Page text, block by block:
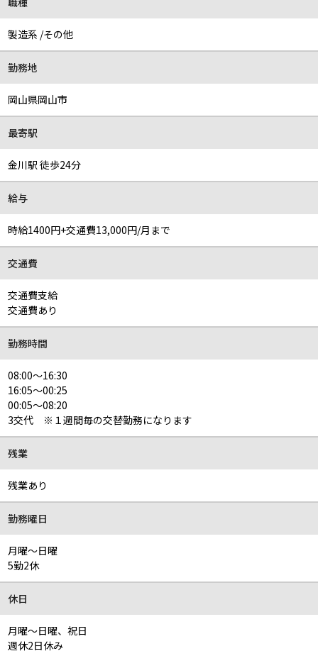
製造系 /その他
勤務地
岡山県岡山市
最寄駅
金川駅 徒歩24分
給与
時給1400円+交通費13,000円/月まで
交通費
交通費支給
交通費あり
勤務時間
08:00～16:30
16:05～00:25
00:05～08:20
3交代 ※１週間毎の交替勤務になります
残業
残業あり
勤務曜日
月曜～日曜
5勤2休
休日
月曜～日曜、祝日
週休2日休み